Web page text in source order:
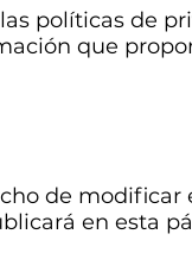
políticas de
que
de
en esta